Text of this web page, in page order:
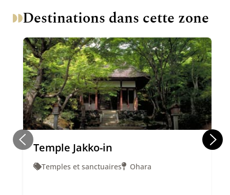
Destinations dans cette zone
Temple Jakko-in
Temples et sanctuaires Ohara